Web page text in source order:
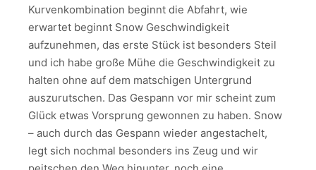
Kurvenkombination beginnt die Abfahrt, wie
erwartet beginnt Snow Geschwindigkeit
aufzunehmen, das erste Stück ist besonders Steil
und ich habe große Mühe die Geschwindigkeit zu
halten ohne auf dem matschigen Untergrund
auszurutschen. Das Gespann vor mir scheint zum
Glück etwas Vorsprung gewonnen zu haben. Snow
– auch durch das Gespann wieder angestachelt,
legt sich nochmal besonders ins Zeug und wir